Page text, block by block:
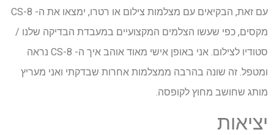
עם זאת, הבקיאים עם מצלמות צילום או רטרו, ימצאו את ה- CS-8
מקסים, כפי שעשו הצלמים המקצועיים במעבדת הבדיקה שלנו /
סטודיו לצילום. אני באופן אישי מאוד אוהב איך ה- CS-8 נראה
ומטפל. זה שונה בהרבה ממצלמות אחרות שבדקתי ואני מעריץ
מותג שחושב מחוץ לקופסה.
יציאות